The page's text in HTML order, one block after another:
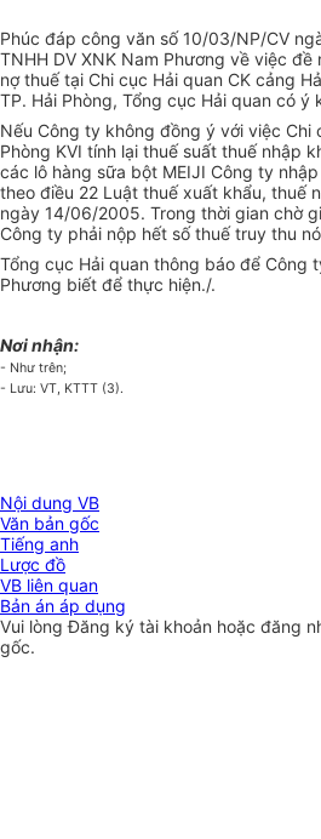
Phúc đáp công văn số 10/03/NP/CV
TNHH DV XNK Nam Phương về việc
nợ thuế tại Chi cục Hải quan CK cảng
TP. Hải Phòng, Tổng cục Hải quan có ý
Nếu Công ty không đồng ý với việc Chi
Phòng KVI tính lại thuế suất thuế nhập
các lô hàng sữa bột MEIJI Công ty
theo điều 22 Luật thuế xuất khẩu, thuế
ngày 14/06/2005. Trong thời gian chờ
Công ty phải nộp hết số thuế truy thu
Tổng cục Hải quan thông báo để Công
Phương biết để thực hiện./.
Nơi nhận:
- Như trên;
- Lưu: VT, KTTT (3).
Nội dung VB
Văn bản gốc
Tiếng anh
Lược đồ
VB liên quan
Bản án áp dụng
Vui lòngĐăng ký tài khoản hoặc đăng
gốc.